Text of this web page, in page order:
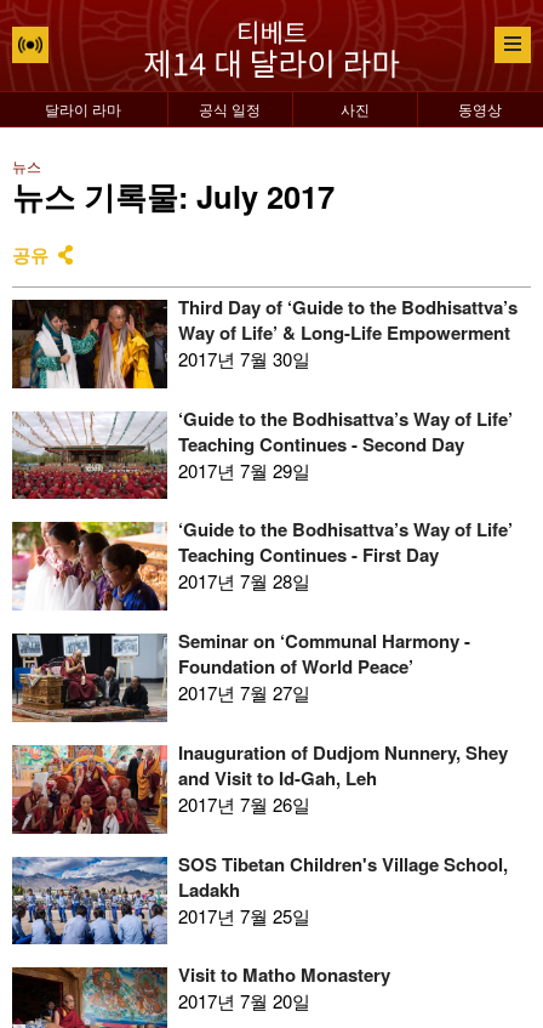
달라이 라마 공식 일정 사진 동영상
뉴스
뉴스 기록물: July 2017
공유
Third Day of ‘Guide to the Bodhisattva’s
Way of Life’ & Long-Life Empowerment
2017년 7월 30일
‘Guide to the Bodhisattva’s Way of Life’
Teaching Continues - Second Day
2017년 7월 29일
‘Guide to the Bodhisattva’s Way of Life’
Teaching Continues - First Day
2017년 7월 28일
Seminar on ‘Communal Harmony -
Foundation of World Peace’
2017년 7월 27일
Inauguration of Dudjom Nunnery, Shey
and Visit to Id-Gah, Leh
2017년 7월 26일
SOS Tibetan Children's Village School,
Ladakh
2017년 7월 25일
Visit to Matho Monastery
2017년 7월 20일